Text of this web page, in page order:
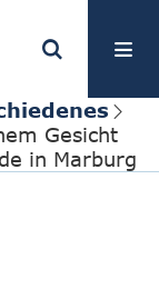
Gesicht
in Marburg